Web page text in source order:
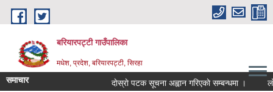
Skip to main content
बरियारपट्टी गाउँपालिका
मधेश, प्रदेश, बरियारपट्टी, सिरहा
समाचार दाेस्राे पटक सूचना अह्वान गरिएकाे सम्बन्धमा । लोक